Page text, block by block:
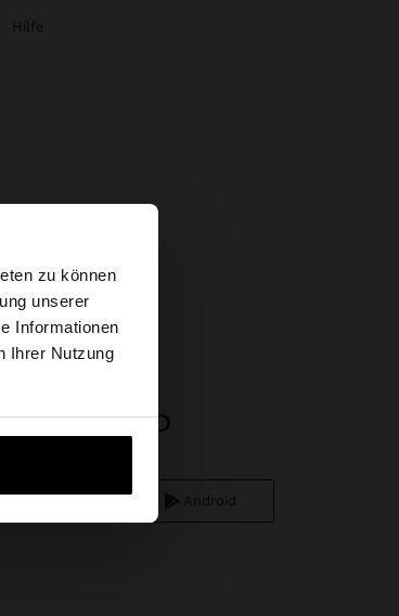
zu können
unserer
Informationen
Ihrer Nutzung
×
States
Hilfe
DOWNLOAD
Android